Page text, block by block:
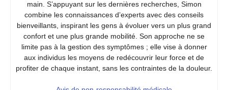
main. S’appuyant sur les dernières recherches, Simon
combine les connaissances d’experts avec des conseils
bienveillants, inspirant les gens à évoluer vers un plus grand
confort et une plus grande mobilité. Son approche ne se
limite pas à la gestion des symptômes ; elle vise à donner
aux individus les moyens de redécouvrir leur force et de
profiter de chaque instant, sans les contraintes de la douleur.